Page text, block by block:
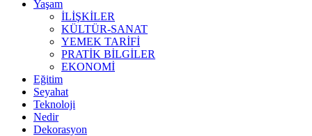
Yaşam
İLİŞKİLER
KÜLTÜR-SANAT
YEMEK TARİFİ
PRATİK BİLGİLER
EKONOMİ
Eğitim
Seyahat
Teknoloji
Nedir
Dekorasyon